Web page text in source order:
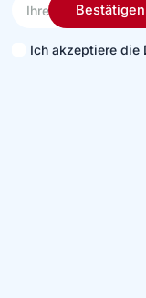
Email
Ich akzeptiere die
Bestätigen